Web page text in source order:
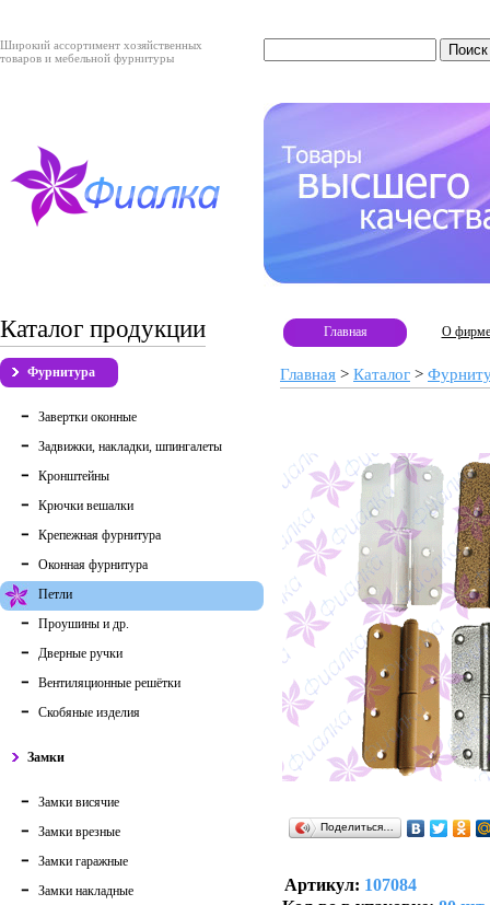
Широкий ассортимент хозяйственных
товаров и мебельной фурнитуры
Каталог продукции
Фурнитура
Завертки оконные
Задвижки, накладки, шпингалеты
Кронштейны
Крючки вешалки
Крепежная фурнитура
Оконная фурнитура
Петли
Проушины и др.
Дверные ручки
Вентиляционные решётки
Скобяные изделия
Замки
Замки висячие
Замки врезные
Замки гаражные
Замки накладные
Главная О фирме
Главная > Каталог >
Поделиться…
Артикул: 107084